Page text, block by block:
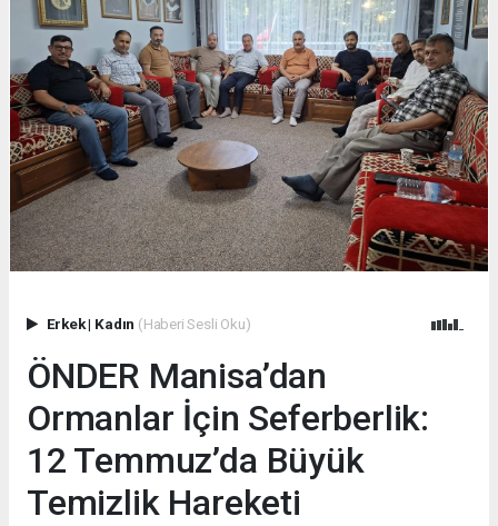
Erkek| Kadın (Haberi Sesli Oku)
ÖNDER Manisa’dan
Ormanlar İçin Seferberlik:
12 Temmuz’da Büyük
Temizlik Hareketi